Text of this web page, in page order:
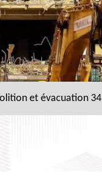
et évacuation 34